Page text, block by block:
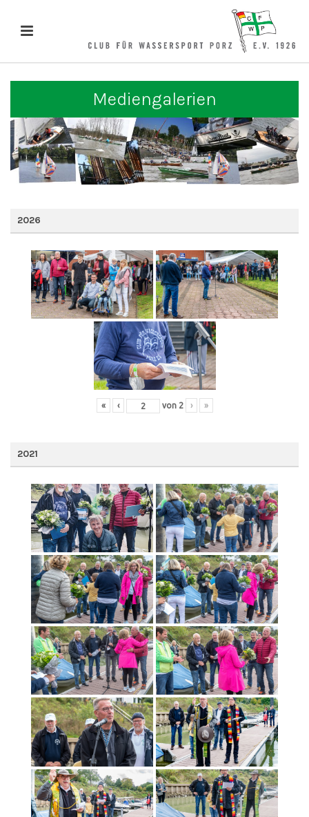
Mediengalerien
2026
« ‹ von 2 › »
2021